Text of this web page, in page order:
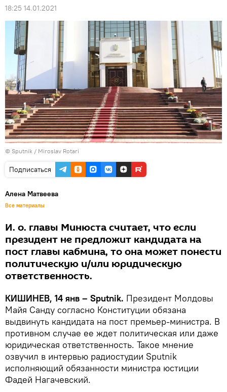
18:25 14.01.2021
© Sputnik / Miroslav Rotari
Подписаться
Алена Матвеева
Все материалы
И. о. главы Минюста считает, что если
президент не предложит кандидата на
пост главы кабмина, то она может понести
политическую и/или юридическую
ответственность.
КИШИНЕВ, 14 янв – Sputnik. Президент Молдовы
Майя Санду согласно Конституции обязана
выдвинуть кандидата на пост премьер-министра. В
противном случае ее ждет политическая или даже
юридическая ответственность. Такое мнение
озвучил в интервью радиостудии Sputnik
исполняющий обязанности министра юстиции
Фадей Нагачевский.